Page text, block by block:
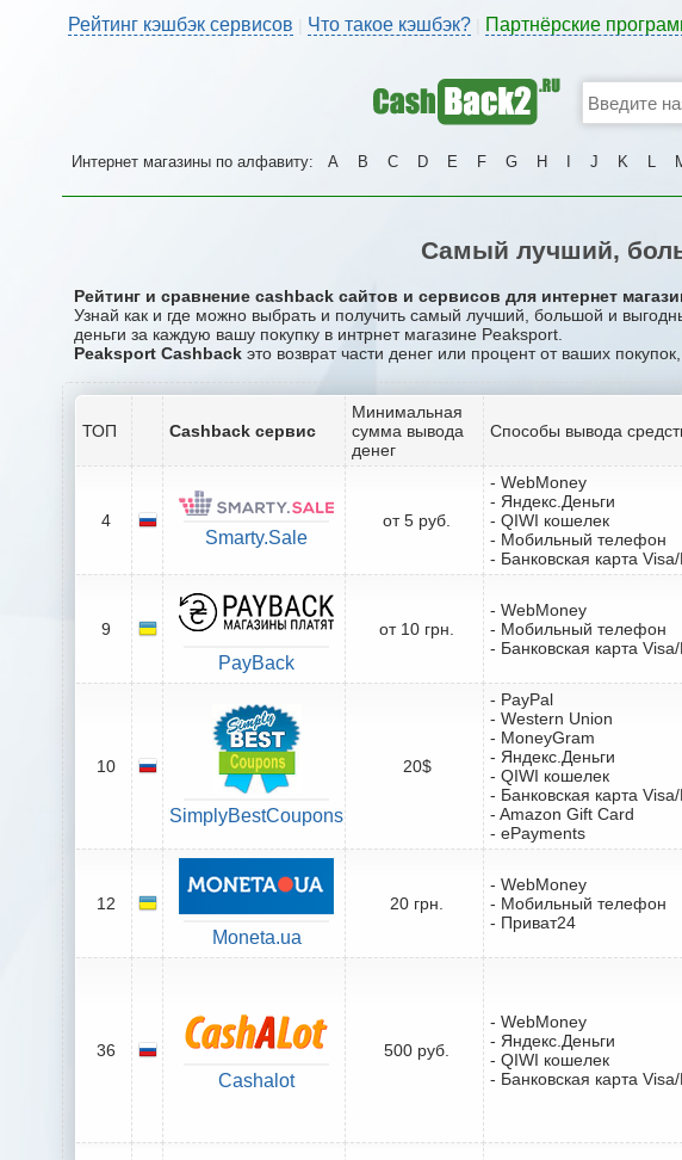
Рейтинг кэшбэк сервисов Что такое кэшбэк? Партнёрские
Интернет магазины по алфавиту: A B C D E F G H J K L
Самый лучший,
Рейтинг и сравнение cashback сайтов и сервисов для интернет
Узнай как и где можно выбрать и получить самый лучший, большой и
деньги за каждую вашу покупку в интрнет магазине Peaksport.
Peaksport Cashback это возврат части денег или процент от ваших
ТОП Cashback сервис
Минимальная
сумма вывода
денег
Способы вывода
4
Smarty.Sale
от 5 руб.
- WebMoney
- Яндекс.Деньги
- QIWI кошелек
- Мобильный телефон
- Банковская карта
9
PayBack
от 10 грн.
- WebMoney
- Мобильный телефон
- Банковская карта
10
SimplyBestCoupons
20$
- PayPal
- Western Union
- MoneyGram
- Яндекс.Деньги
- QIWI кошелек
- Банковская карта
- Amazon Gift Card
- ePayments
12
Moneta.ua
20 грн.
- WebMoney
- Мобильный телефон
- Приват24
36
Cashalot
500 руб.
- WebMoney
- Яндекс.Деньги
- QIWI кошелек
- Банковская карта